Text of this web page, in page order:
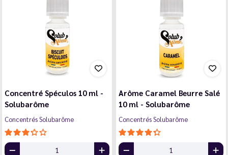
Concentré Spéculos 10 ml -
Solubarôme
Concentrés Solubarôme
Arôme Caramel Beurre Salé
10 ml - Solubarôme
Concentrés Solubarôme